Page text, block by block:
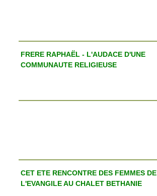
FRERE RAPHAËL - L'AUDACE D'UNE
COMMUNAUTE RELIGIEUSE
CET ETE RENCONTRE DES FEMMES DE
L'EVANGILE AU CHALET BETHANIE